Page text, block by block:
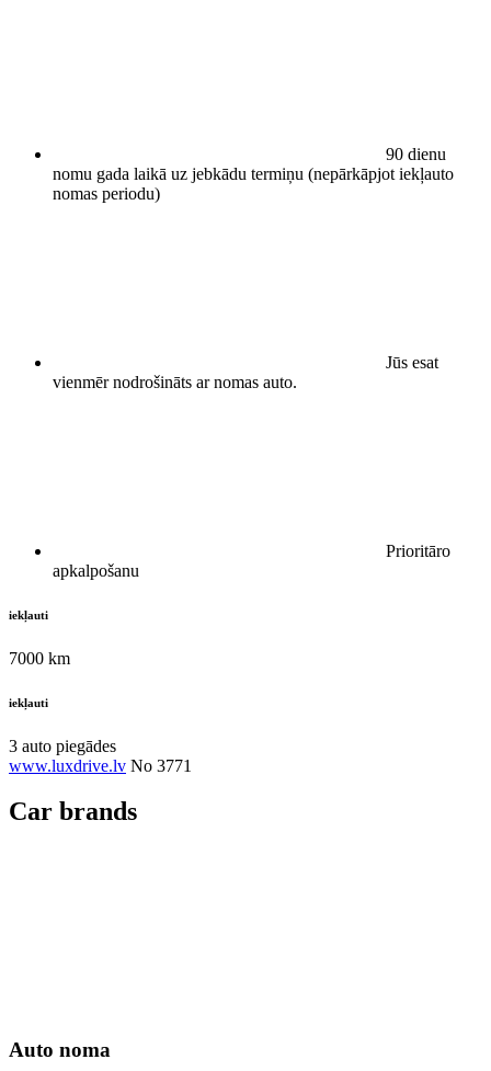
90 dienu
nomu gada laikā uz jebkādu termiņu (nepārkāpjot iekļauto
nomas periodu)
Jūs esat
vienmēr nodrošināts ar nomas auto.
Prioritāro
apkalpošanu
iekļauti
7000 km
iekļauti
3 auto piegādes
www.luxdrive.lv No 3771
Car brands
Auto noma